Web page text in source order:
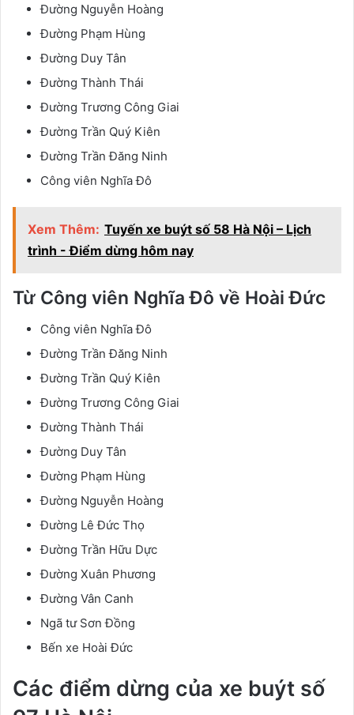
Đường Nguyễn Hoàng
Đường Phạm Hùng
Đường Duy Tân
Đường Thành Thái
Đường Trương Công Giai
Đường Trần Quý Kiên
Đường Trần Đăng Ninh
Công viên Nghĩa Đô
Xem Thêm: Tuyến xe buýt số 58 Hà Nội – Lịch
trình - Điểm dừng hôm nay
Từ Công viên Nghĩa Đô về Hoài Đức
Công viên Nghĩa Đô
Đường Trần Đăng Ninh
Đường Trần Quý Kiên
Đường Trương Công Giai
Đường Thành Thái
Đường Duy Tân
Đường Phạm Hùng
Đường Nguyễn Hoàng
Đường Lê Đức Thọ
Đường Trần Hữu Dực
Đường Xuân Phương
Đường Vân Canh
Ngã tư Sơn Đồng
Bến xe Hoài Đức
Các điểm dừng của xe buýt số